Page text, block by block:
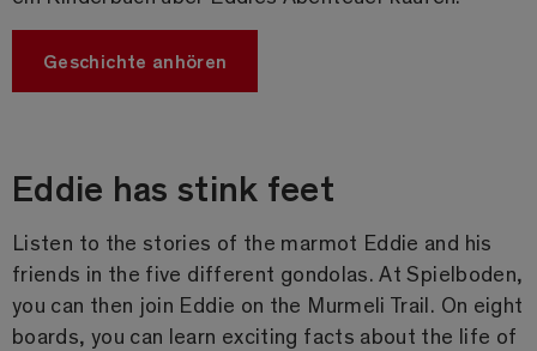
Geschichte anhören
Eddie has stink feet
Listen to the stories of the marmot Eddie and his
friends in the five different gondolas. At Spielboden,
you can then join Eddie on the Murmeli Trail. On eight
boards, you can learn exciting facts about the life of